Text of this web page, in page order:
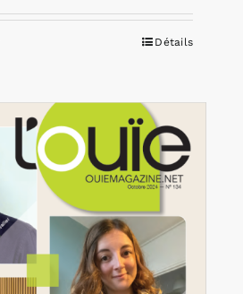
Détails